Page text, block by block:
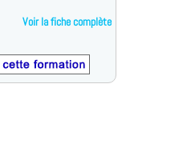
Voir la fiche complète